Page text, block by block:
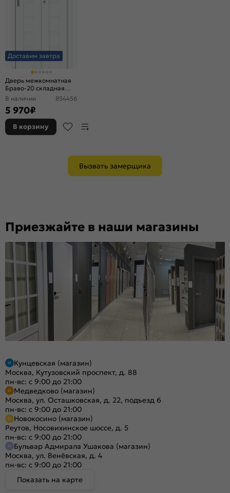
Доставим завтра
Дверь межкомнатная
Браво-20 складная
ПЭТ White Silk, без
стекла, без кромки,
царговая
В наличии 854456
5 970₽
В корзину
Вызвать замерщика
Приезжайте в наши магазины
Кунцевская (магазин)
Москва, Кутузовский проспект, д. 88
пн-вс: с 9:00 до 21:00
Медведково (магазин)
Москва, ул. Осташковская, д. 22, подъезд 6
пн-вс: с 9:00 до 21:00
Новокосино (магазин)
Реутов, Носовихинское шоссе, д. 5
пн-вс: с 9:00 до 21:00
Бульвар Адмирала Ушакова (магазин)
Москва, ул. Венёвская, д. 4
пн-вс: с 9:00 до 21:00
Показать на карте